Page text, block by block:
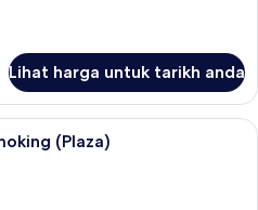
Lihat harga untuk tarikh anda
Superior Twin Room, Non Smoking
(Plaza)